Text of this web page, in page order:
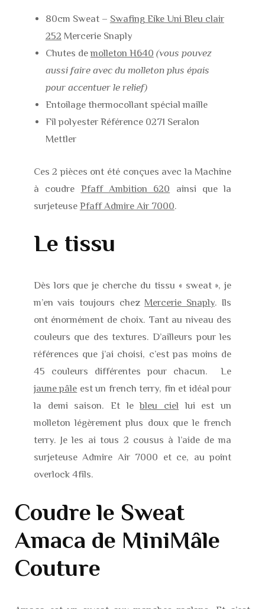
80cm Sweat – Swafing Eike Uni Bleu clair
252 Mercerie Snaply
Chutes demolleton H640 (vous pouvez
aussi faire avec du molleton plus épais
pour accentuer le relief)
Entoilage thermocollant spécial maille
Fil polyester Référence 0271 Seralon
Mettler
Ces 2 pièces ont été conçues avec la Machine
à coudre Pfaff Ambition 620 ainsi que la
surjeteuse Pfaff Admire Air 7000.
Le tissu
Dès lors que je cherche du tissu « sweat », je
m’en vais toujours chez Mercerie Snaply. Ils
ont énormément de choix. Tant au niveau des
couleurs que des textures. D’ailleurs pour les
références que j’ai choisi, c’est pas moins de
45 couleurs différentes pour chacun. Le
jaune pâle est un french terry, fin et idéal pour
la demi saison. Et lebleu ciel lui est un
molleton légèrement plus doux que le french
terry. Je les ai tous 2 cousus à l’aide de ma
surjeteuse Admire Air 7000 et ce, au point
overlock 4fils.
Coudre le Sweat
Amaca de MiniMâle
Couture